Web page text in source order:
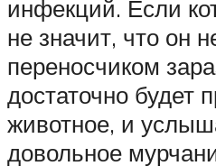
инфекций. Если
не значит, что он
переносчиком
достаточно будет
животное, и
довольное